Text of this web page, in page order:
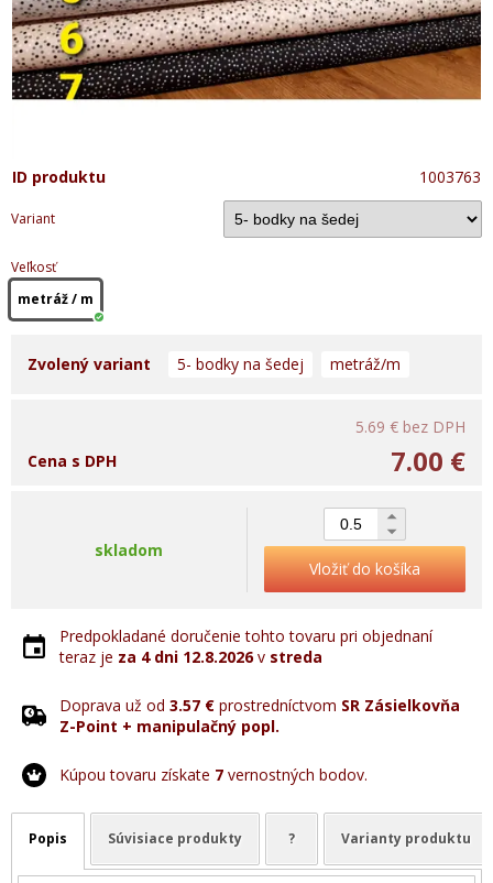
ID produktu 1003763
Variant
Veľkosť
metráž / m
Zvolený variant 5- bodky na šedej metráž/m
5.69 € bez DPH
7.00 €
Cena s DPH
skladom
Vložiť do košíka
Predpokladané doručenie tohto tovaru pri objednaní
teraz je za 4 dni 12.8.2026v streda
Doprava už od 3.57 € prostredníctvom SR Zásielkovňa
Z-Point + manipulačný popl.
Kúpou tovaru získate 7 vernostných bodov.
Popis Súvisiace produkty ? Varianty produktu